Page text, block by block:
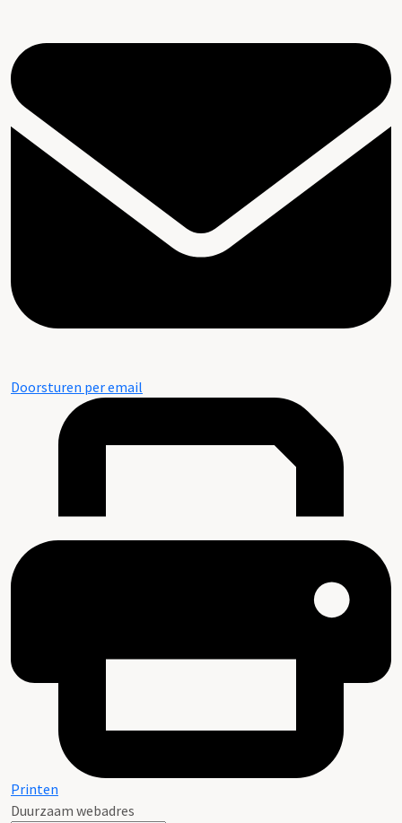
Doorsturen per email
Printen
Duurzaam webadres